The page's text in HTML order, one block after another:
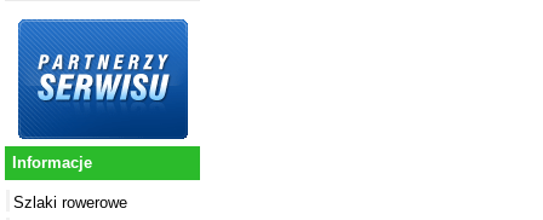
Informacje
Szlaki rowerowe